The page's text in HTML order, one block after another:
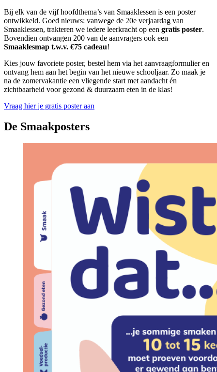
Bij elk van de vijf hoofdthema’s van Smaaklessen is een poster
ontwikkeld. Goed nieuws: vanwege de 20e verjaardag van
Smaaklessen, trakteren we iedere leerkracht op een gratis poster.
Bovendien ontvangen 200 van de aanvragers ook een
Smaaklesmap t.w.v. €75 cadeau!
Kies jouw favoriete poster, bestel hem via het aanvraagformulier en
ontvang hem aan het begin van het nieuwe schooljaar. Zo maak je
na de zomervakantie een vliegende start met aandacht én
zichtbaarheid voor gezond & duurzaam eten in de klas!
Vraag hier je gratis poster aan
De Smaakposters